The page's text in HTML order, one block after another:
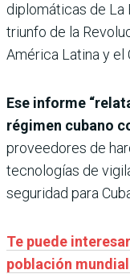
diplomáticas de La
triunfo de la
América Latina y el
Ese informe
régimen cubano
proveedores de
tecnologías de
seguridad para
Te puede
población